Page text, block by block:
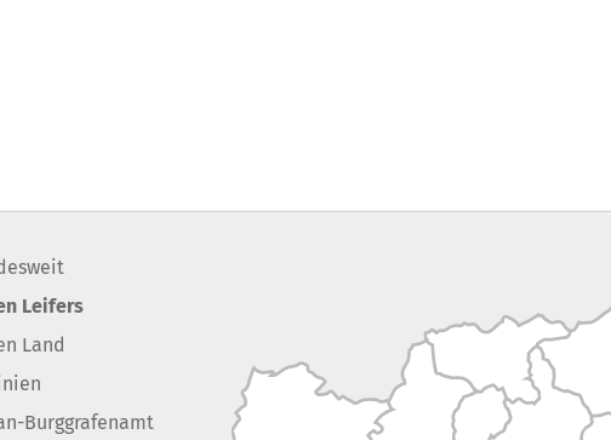
Leifers
Land
Burggrafenamt